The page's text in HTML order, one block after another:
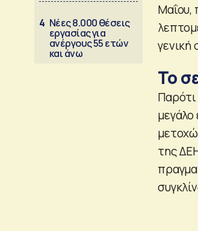
4 Νέες 8.000 θέσεις
εργασίας για
ανέργους 55 ετών
και άνω
Μαΐου,
Το
Παρότι
της